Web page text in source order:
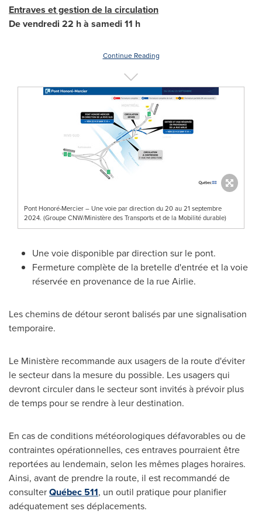
Entraves et gestion de la circulation
De vendredi 22 h à samedi 11 h
Continue Reading
Pont Honoré-Mercier – Une voie par direction du 20 au 21 septembre
2024. (Groupe CNW/Ministère des Transports et de la Mobilité durable)
Une voie disponible par direction sur le pont.
Fermeture complète de la bretelle d'entrée et la voie
réservée en provenance de la rue Airlie.
Les chemins de détour seront balisés par une signalisation
temporaire.
Le Ministère recommande aux usagers de la route d'éviter
le secteur dans la mesure du possible. Les usagers qui
devront circuler dans le secteur sont invités à prévoir plus
de temps pour se rendre à leur destination.
En cas de conditions météorologiques défavorables ou de
contraintes opérationnelles, ces entraves pourraient être
reportées au lendemain, selon les mêmes plages horaires.
Ainsi, avant de prendre la route, il est recommandé de
consulterQuébec 511, un outil pratique pour planifier
adéquatement ses déplacements.